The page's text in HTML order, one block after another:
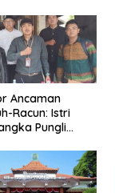
Ancaman
Racun: Istri
Pungli
G Mengaku
Kadis